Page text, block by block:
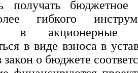
получать
гибкого
в акционерные
в виде взноса в
о бюджете